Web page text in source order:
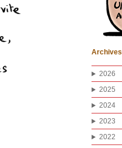
Archives
2026
2025
2024
2023
2022